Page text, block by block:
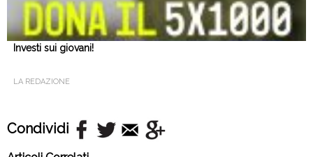
Investi sui giovani!
LA REDAZIONE
Condividi